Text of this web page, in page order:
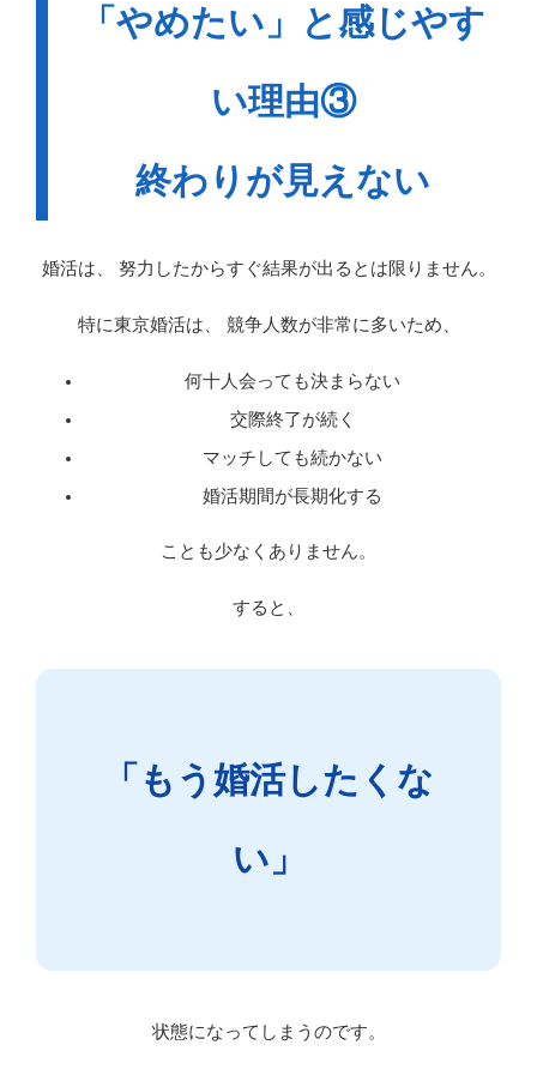
「やめたい」と感じやす
い理由③
終わりが見えない
婚活は、 努力したからすぐ結果が出るとは限りません。
特に東京婚活は、 競争人数が非常に多いため、
何十人会っても決まらない
交際終了が続く
マッチしても続かない
婚活期間が長期化する
ことも少なくありません。
すると、
「もう婚活したくな
い」
状態になってしまうのです。